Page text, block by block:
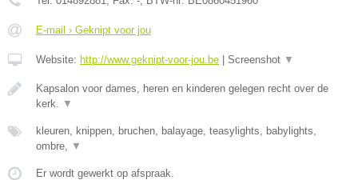
E-mail › Geknipt voor jou
Website: http://www.geknipt-voor-jou.be Screenshot ▼
Kapsalon voor dames, heren en kinderen gelegen recht over de
kerk. ▼
kleuren, knippen, bruchen, balayage, teasylights, babylights,
ombre, ▼
Er wordt gewerkt op afspraak.